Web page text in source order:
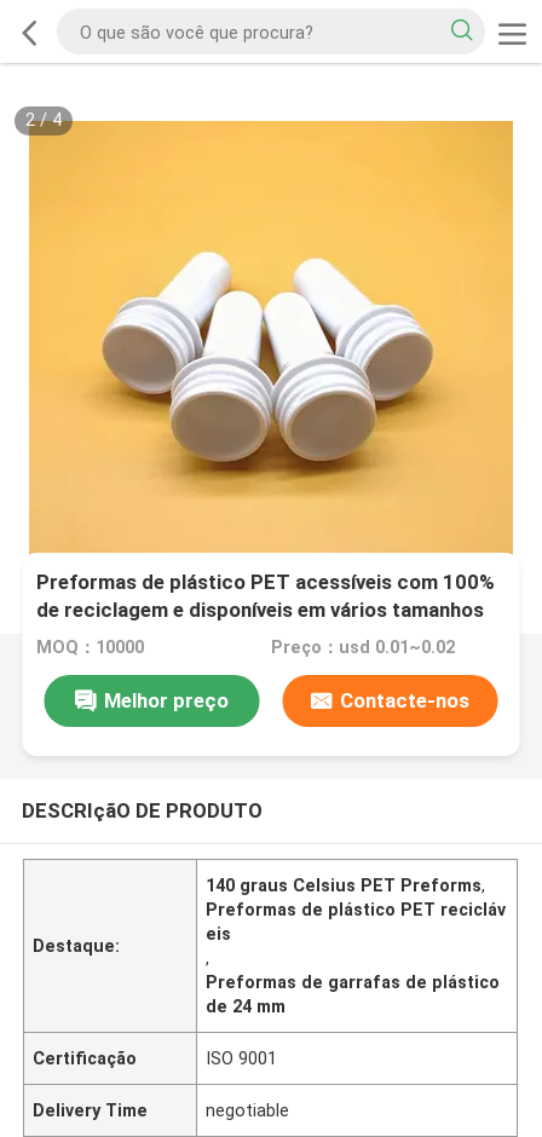
2/4
Preformas de plástico PET acessíveis com 100%
de reciclagem e disponíveis em vários tamanhos
MOQ：10000 Preço：usd 0.01~0.02
Melhor preço Contacte-nos
DESCRIçãO DE PRODUTO
Destaque:
140 graus Celsius PET Preforms,
Preformas de plástico PET recicláv
eis
,
Preformas de garrafas de plástico
de 24 mm
Certificação ISO 9001
Delivery Time negotiable